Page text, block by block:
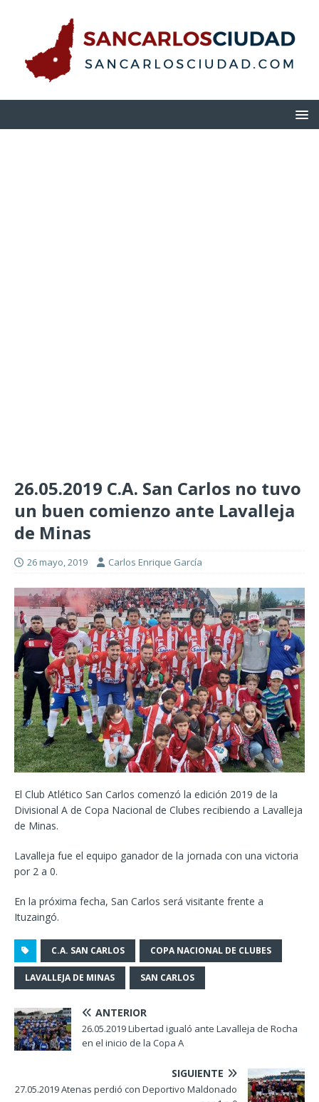
26.05.2019 C.A. San Carlos no tuvo
un buen comienzo ante Lavalleja
de Minas
26 mayo, 2019 Carlos Enrique García
El Club Atlético San Carlos comenzó la edición 2019 de la
Divisional A de Copa Nacional de Clubes recibiendo a Lavalleja
de Minas.
Lavalleja fue el equipo ganador de la jornada con una victoria
por 2 a 0.
En la próxima fecha, San Carlos será visitante frente a
Ituzaingó.
C.A. SAN CARLOS COPA NACIONAL DE CLUBES
LAVALLEJA DE MINAS SAN CARLOS
ANTERIOR
26.05.2019 Libertad igualó ante Lavalleja de Rocha
en el inicio de la Copa A
SIGUIENTE
27.05.2019 Atenas perdió con Deportivo Maldonado